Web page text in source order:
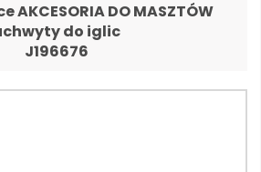
AKCESORIA DO MASZTÓW
do iglic
J196676